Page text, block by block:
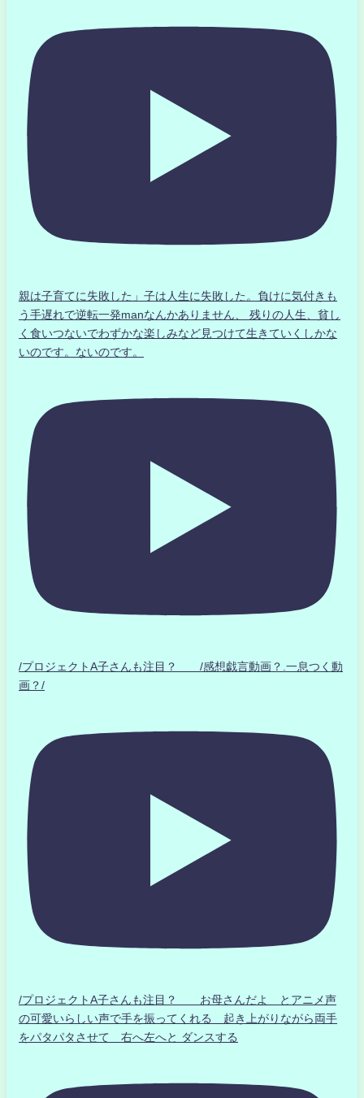
親は子育てに失敗した」子は人生に失敗した。負けに気付きも
う手遅れで逆転一発manなんかありません、 残りの人生、貧し
く食いつないでわずかな楽しみなど見つけて生きていくしかな
いのです。ないのです。
/プロジェクトA子さんも注目？ /感想戯言動画？.一息つく動
画？/
/プロジェクトA子さんも注目？ お母さんだよ とアニメ声
の可愛いらしい声で手を振ってくれる 起き上がりながら両手
をパタパタさせて 右へ左へと ダンスする